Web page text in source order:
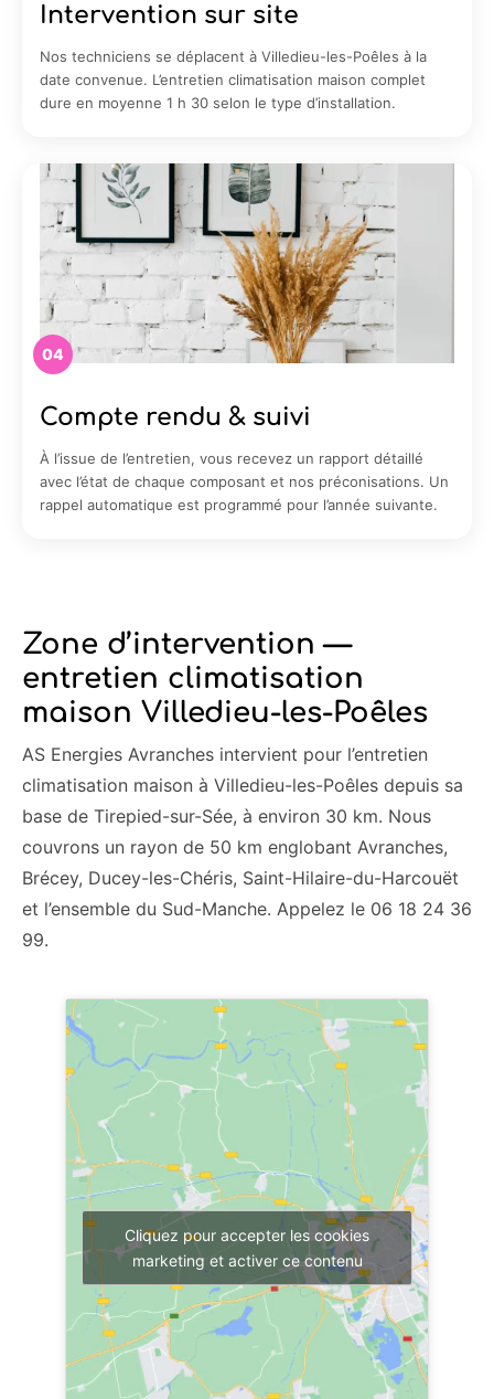
Intervention sur site
Nos techniciens se déplacent à Villedieu-les-Poêles à la
date convenue. L’entretien climatisation maison complet
dure en moyenne 1 h 30 selon le type d’installation.
04
Compte rendu & suivi
À l’issue de l’entretien, vous recevez un rapport détaillé
avec l’état de chaque composant et nos préconisations. Un
rappel automatique est programmé pour l’année suivante.
Zone d’intervention —
entretien climatisation
maison Villedieu-les-Poêles
AS Energies Avranches intervient pour l’entretien
climatisation maison à Villedieu-les-Poêles depuis sa
base de Tirepied-sur-Sée, à environ 30 km. Nous
couvrons un rayon de 50 km englobant Avranches,
Brécey, Ducey-les-Chéris, Saint-Hilaire-du-Harcouët
et l’ensemble du Sud-Manche. Appelez le 06 18 24 36
99.
Cliquez pour accepter les cookies
marketing et activer ce contenu